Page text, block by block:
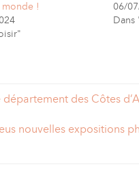
!
06/
Dans
département des Côtes
nouvelles expositions